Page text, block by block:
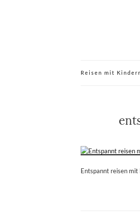
Reisen mit
Entspannt reisen